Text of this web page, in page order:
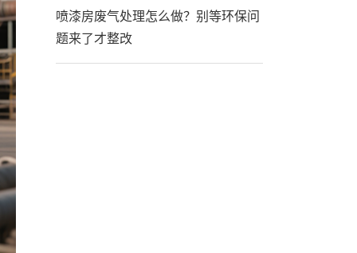
喷漆房废气处理怎么做？别等环保问
题来了才整改